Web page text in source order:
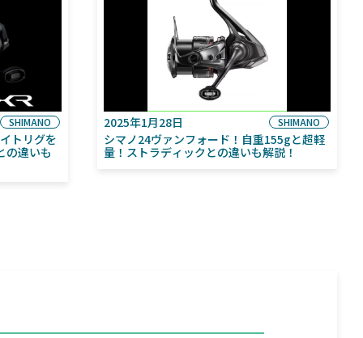
SHIMANO
トリグを
の違いも
2025年1月28日 SHIMANO
シマノ24ヴァンフォード！自重155gと超軽
量！ストラディックとの違いも解説！